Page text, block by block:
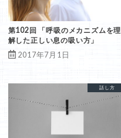
第102回 「呼吸のメカニズムを理
解した正しい息の吸い方」
2017年7月1日
共鳴発声法
呼吸法
話し方